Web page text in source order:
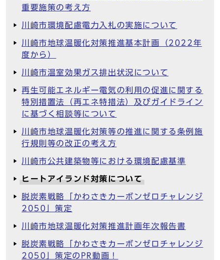
重要施策の考え方
川崎市環境配慮電力入札の実施について
川崎市地球温暖化対策推進基本計画（2022年
度から）
川崎市温室効果ガス排出状況について
再生可能エネルギー電気の利用の促進に関する
特別措置法（再エネ特措法）及びガイドライン
に基づく相談等について
川崎市地球温暖化対策等の推進に関する条例施
行規則等の改正の考え方
川崎市公共建築物等における環境配慮基準
ヒートアイランド対策について
脱炭素戦略「かわさきカーボンゼロチャレンジ
2050」策定
川崎市地球温暖化対策推進計画年次報告書
脱炭素戦略「かわさきカーボンゼロチャレンジ
2050」策定のPR動画！